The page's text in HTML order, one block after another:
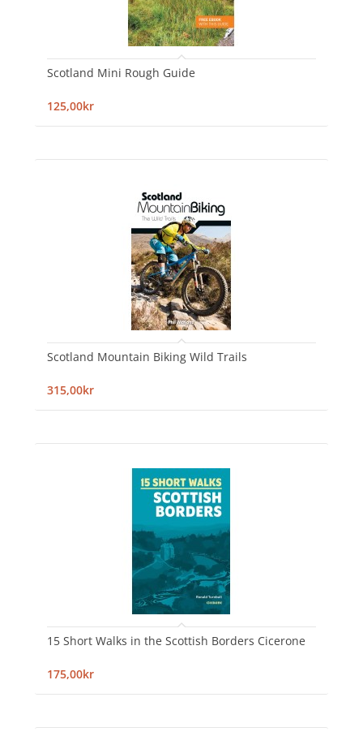
Scotland Mini Rough Guide
125,00kr
Scotland Mountain Biking Wild Trails
315,00kr
15 Short Walks in the Scottish Borders Cicerone
175,00kr